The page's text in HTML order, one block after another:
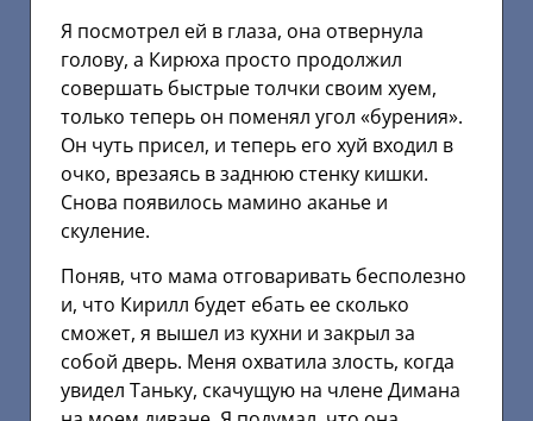
Я посмотрел ей в глаза, она отвернула
голову, а Кирюха просто продолжил
совершать быстрые толчки своим хуем,
только теперь он поменял угол «бурения».
Он чуть присел, и теперь его хуй входил в
очко, врезаясь в заднюю стенку кишки.
Снова появилось мамино аканье и
скуление.
Поняв, что мама отговаривать бесполезно
и, что Кирилл будет ебать ее сколько
сможет, я вышел из кухни и закрыл за
собой дверь. Меня охватила злость, когда
увидел Таньку, скачущую на члене Димана